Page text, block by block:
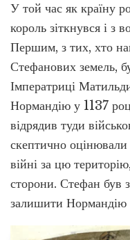
У той час як країну
король зіткнувся і з
Першим, з тих, хто
Стефанових земель,
Імператриці
Нормандію у 1137
відрядив туди
скептично
війні за цю
сторони. Стефан був
залишити Нормандію